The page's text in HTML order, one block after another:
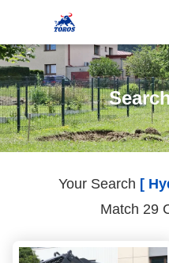
Your Search [
Match 29